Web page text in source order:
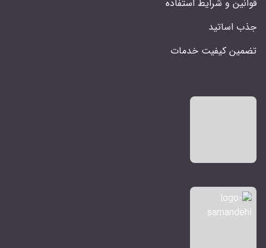
قوانین و شرایط استفاده
جذب اساتید
تضمین کیفیت خدمات